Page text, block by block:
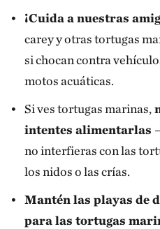
¡Cuida a nuestras
carey y otras tortugas
si chocan contra
motos acuáticas.
Si ves tortugas marinas,
intentes alimentarlas
no interfieras con las
los nidos o las crías.
Mantén las playas de
para las tortugas